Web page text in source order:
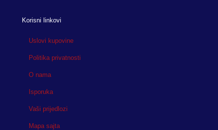
Korisni linkovi
Uslovi kupovine
Politika privatnosti
O nama
Isporuka
Vaši prijedlozi
Mapa sajta